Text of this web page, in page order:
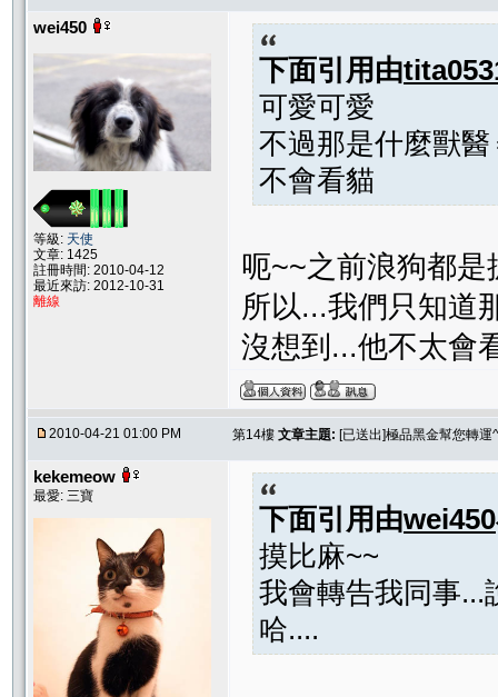
wei450
等級: 天使
文章: 1425
註冊時間: 2010-04-12
最近來訪: 2012-10-31
離線
下面引用由
可愛可愛
不過那是什麼獸
不會看貓
呃~~之前浪狗都是
所以...我們只知道
沒想到...他不太會
2010-04-21 01:00 PM 第14樓 文章主題: [已送出]極品黑金幫您轉運
kekemeow
最愛: 三寶
下面引用由wei450
摸比麻~~
我會轉告我同事...
哈....